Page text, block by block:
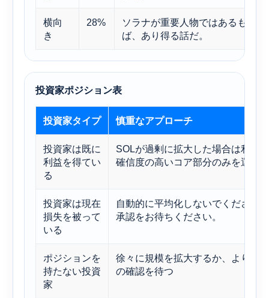
横向
き
28%
ソラナが重要人物ではあるもの
ば、あり得る話だ。
投資家ポジション表
投資家タイプ 慎重なアプローチ
投資家は既に
利益を得てい
る
SOLが過剰に拡大した場合は利益
確信度の高いコア部分のみを運用
投資家は現在
損失を被って
いる
自動的に平均化しないでください
承認をお待ちください。
ポジションを
持たない投資
家
徐々に規模を拡大するか、より明
の確認を待つ